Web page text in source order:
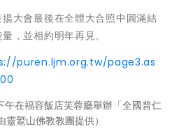
大會最後在全體大合照中圓滿結
，並相約明年再見。
puren.ljm.org.tw/page3.as